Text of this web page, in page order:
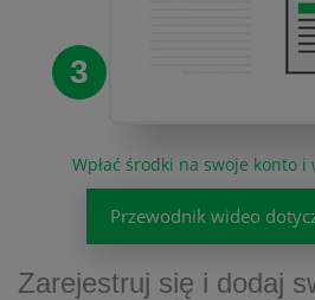
3
Wpłać środki na swoje konto
Przewodnik wideo
Zarejestruj się i dodaj